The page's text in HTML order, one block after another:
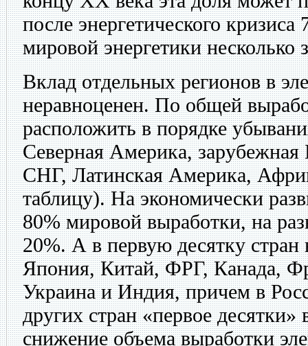
после энергетического кризиса
мировой энергетики несколько
Вклад отдельных регионов в
неравноценен. По общей
расположить в порядке
Северная Америка,
СНГ, Латинская Америка,
таблицу). На экономически
80% мировой выработки, на
20%. А в первую десятку
Япония, Китай, ФРГ, Канада,
Украина и Индия, причем в
других стран «первое
снижение объема выработки